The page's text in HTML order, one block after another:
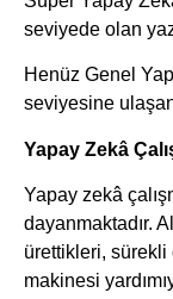
seviyede olan
Henüz Genel
seviyesine
Yapay Zekâ
Yapay zekâ
dayanmaktadır.
ürettikleri, sürekli
makinesi